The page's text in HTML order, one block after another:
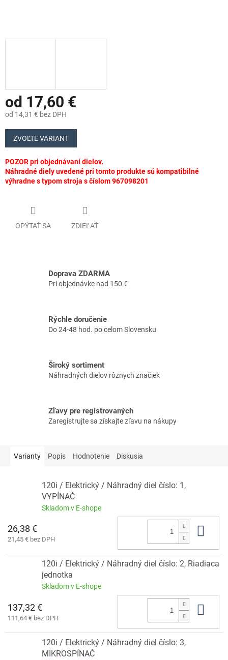
od 17,60 €
od 14,31 € bez DPH
Jednotková
cena:
ZVOĽTE VARIANT
POZOR pri objednávaní dielov.
Náhradné diely uvedené pri tomto produkte sú kompatibilné
výhradne s typom stroja s číslom 967098201
OPÝTAŤ SA ZDIEĽAŤ
Doprava ZDARMA
Pri objednávke nad 150 €
Rýchle doručenie
Do 24-48 hod. po celom Slovensku
Široký sortiment
Náhradných dielov rôznych značiek
Zľavy pre registrovaných
Zaregistrujte sa získajte zľavu na nákupy
Varianty Popis Hodnotenie Diskusia
120i / Elektrický / Náhradný diel číslo: 1,
VYPÍNAČ
Skladom v E-shope
26,38 €
21,45 € bez DPH
120i / Elektrický / Náhradný diel číslo: 2, Riadiaca
jednotka
Skladom v E-shope
137,32 €
111,64 € bez DPH
120i / Elektrický / Náhradný diel číslo: 3,
MIKROSPÍNAČ